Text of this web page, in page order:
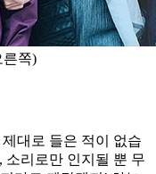
른쪽)
대로 들은 적이 없습
소리로만 인지될 뿐 무